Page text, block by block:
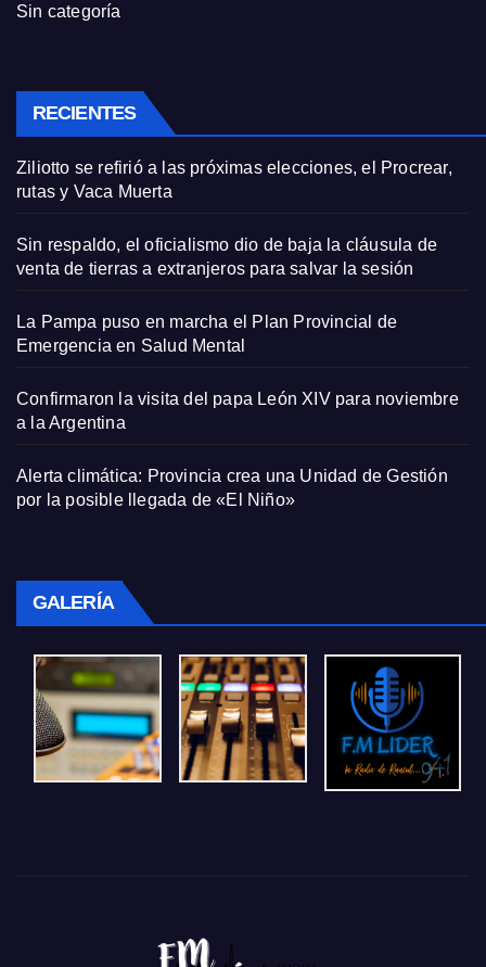
Sin categoría
RECIENTES
Ziliotto se refirió a las próximas elecciones, el Procrear,
rutas y Vaca Muerta
Sin respaldo, el oficialismo dio de baja la cláusula de
venta de tierras a extranjeros para salvar la sesión
La Pampa puso en marcha el Plan Provincial de
Emergencia en Salud Mental
Confirmaron la visita del papa León XIV para noviembre
a la Argentina
Alerta climática: Provincia crea una Unidad de Gestión
por la posible llegada de «El Niño»
GALERÍA